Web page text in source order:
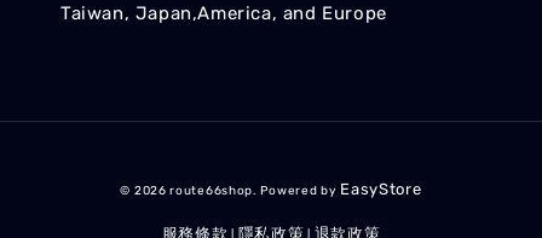
Taiwan, Japan,America, and Europe
© 2026 route66shop. Powered by EasyStore
服務條款 隱私政策 退款政策